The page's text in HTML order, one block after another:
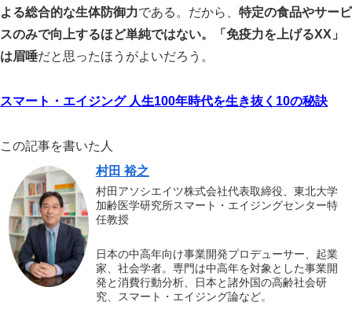
よる総合的な生体防御力である。だから、 特定の食品やサービ
スのみで向上するほど単純ではない。「免疫力を上げるXX」
は眉唾だと思ったほうがよいだろう。
スマート・エイジング 人生100年時代を生き抜く10の秘訣
この記事を書いた人
村田 裕之
村田アソシエイツ株式会社代表取締役、東北大学
加齢医学研究所スマート・エイジングセンター特
任教授
日本の中高年向け事業開発プロデューサー、起業
家、社会学者。専門は中高年を対象とした事業開
発と消費行動分析、日本と諸外国の高齢社会研
究、スマート・エイジング論など。